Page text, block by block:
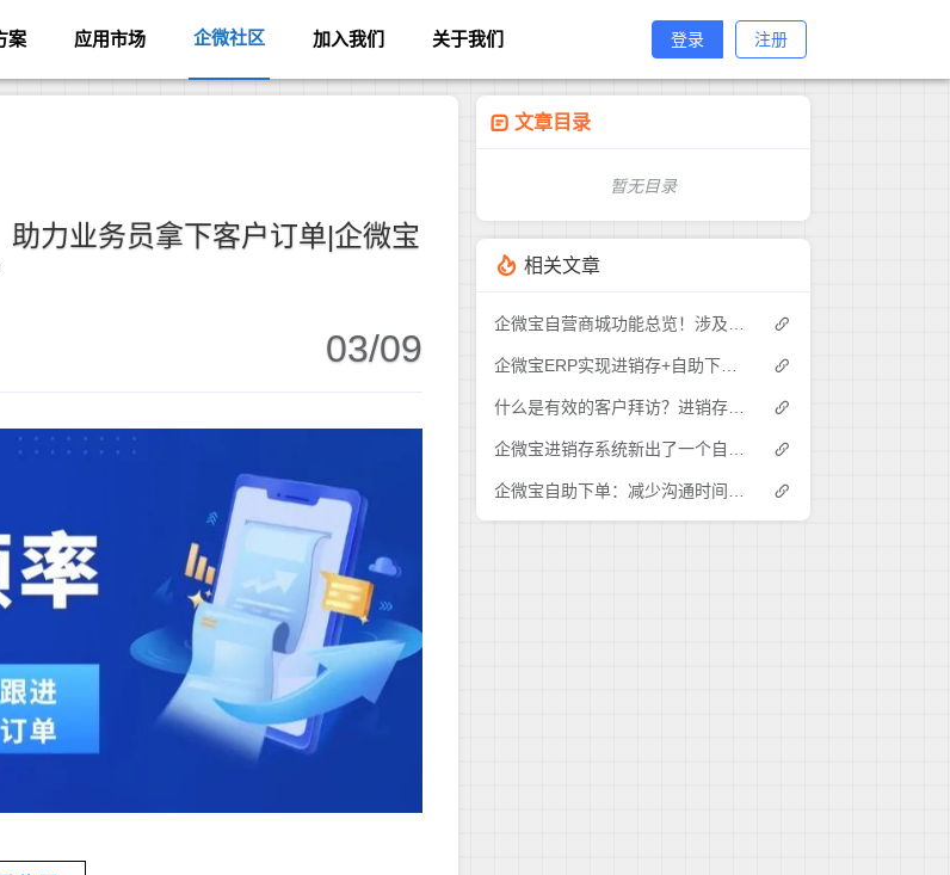
案 应用市场 企微社区 加入我们 关于我们 登录 注册
助力业务员拿下客户订单|企微宝
03/09
文章目录
暂无目录
相关文章